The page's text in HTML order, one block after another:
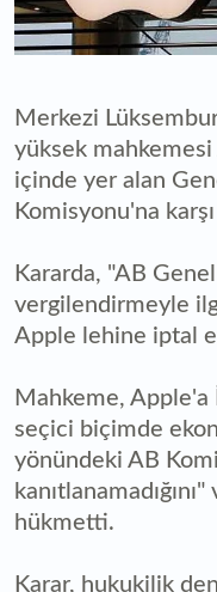
Merkezi
yüksek mahkemesi
içinde yer alan
Komisyonu'na karşı
Kararda, "AB
vergilendirmeyle
Apple lehine iptal
Mahkeme,
seçici biçimde
yönündeki AB
hükmetti.
Karar, hukukilik